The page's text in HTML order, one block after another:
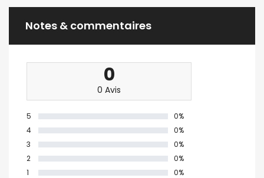
Notes & commentaires
0
0 Avis
5
0%
4
0%
3
0%
2
0%
1
0%